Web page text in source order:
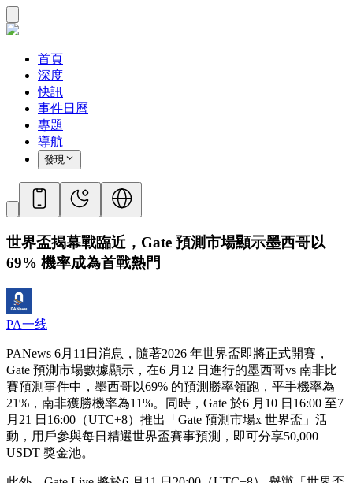
首頁
深度
快訊
事件日曆
專題
導航
發現
世界盃揭幕戰臨近，Gate 預測市場顯示墨西哥以
69% 機率成為首戰熱門
PA一线
PANews 6月11日消息，隨著2026 年世界盃即將正式開賽，
Gate 預測市場數據顯示，在6 月12 日進行的墨西哥vs 南非比
賽預測事件中，墨西哥以69% 的預測勝率領跑，平手機率為
21%，南非獲勝機率為11%。同時，Gate 於6 月10 日16:00 至7
月21 日16:00（UTC+8）推出「Gate 預測市場x 世界盃」活
動，用戶參與每日精選世界盃賽事預測，即可分享50,000
USDT 獎金池。